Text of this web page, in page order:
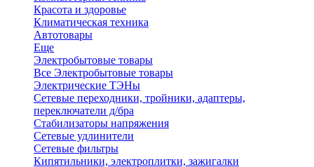
Красота и здоровье
Климатическая техника
Автотовары
Еще
Электробытовые товары
Все Электробытовые товары
Электрические ТЭНы
Сетевые переходники, тройники, адаптеры,
переключатели д/бра
Стабилизаторы напряжения
Сетевые удлинители
Сетевые фильтры
Кипятильники, электроплитки, зажигалки